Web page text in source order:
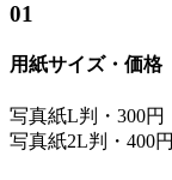
01
用紙サイズ・価格
写真紙L判・300円
写真紙2L判・400円